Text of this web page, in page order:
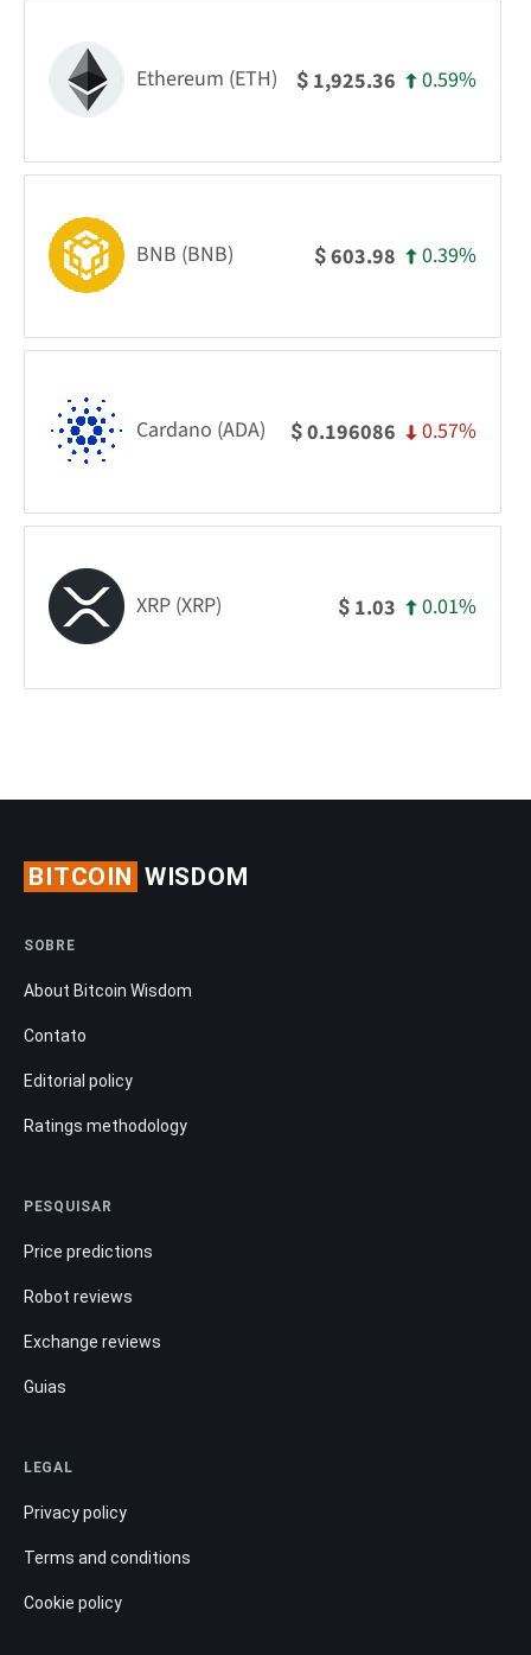
Ethereum (ETH) $ 1,925.36 0.59%
BNB (BNB) $603.98 0.39%
Cardano (ADA) $0.196086 0.57%
XRP (XRP) $ 1.03 0.01%
BITCOIN WISDOM
SOBRE
About Bitcoin Wisdom
Contato
Editorial policy
Ratings methodology
PESQUISAR
Price predictions
Robot reviews
Exchange reviews
Guias
LEGAL
Privacy policy
Terms and conditions
Cookie policy